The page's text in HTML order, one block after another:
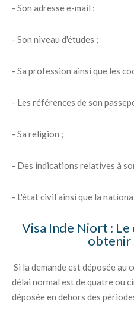
- Son adresse e-mail ;
- Son niveau d'études ;
- Sa profession ainsi que les
- Les références de son
- Sa religion ;
- Des indications relatives à
- L'état civil ainsi que la
Visa Inde Niort :
obtenir
Si la demande est déposée au
délai normal est de quatre ou
déposée en dehors des